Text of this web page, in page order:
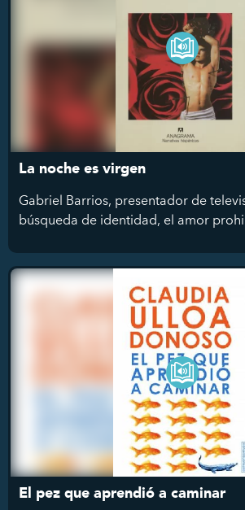
La noche es virgen
Gabriel Barrios, presentador de
búsqueda de identidad, el amor
El pez que aprendió a caminar